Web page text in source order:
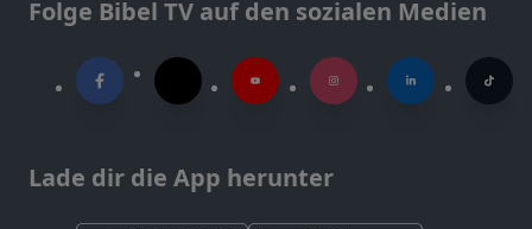
Folge Bibel TV auf den sozialen Medien
Lade dir die App herunter